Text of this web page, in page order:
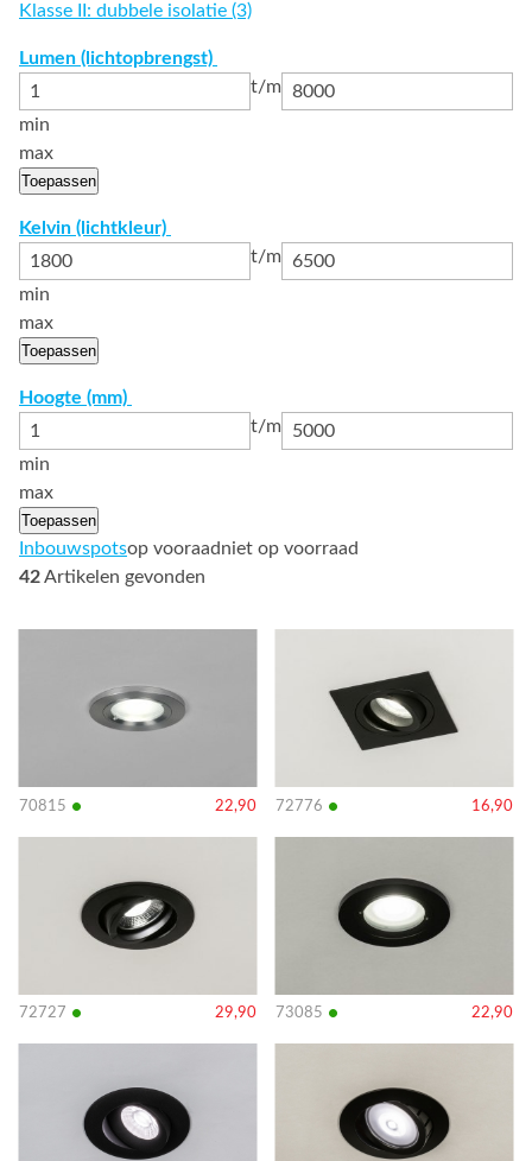
Klasse II: dubbele isolatie (3)
Lumen (lichtopbrengst)
t/m
min
max
Toepassen
Kelvin (lichtkleur)
t/m
min
max
Toepassen
Hoogte (mm)
t/m
min
max
Toepassen
Inbouwspotsop vooraadniet op voorraad
42Artikelen gevonden
70815 • 22,90
Bekijk
72776 • 16,90
Bekijk
72727 • 29,90
Bekijk
73085 • 22,90
Bekijk